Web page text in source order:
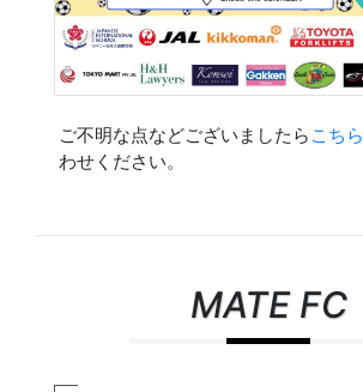
ご不明な点などございましたら こちら
わせください。
MATE FC